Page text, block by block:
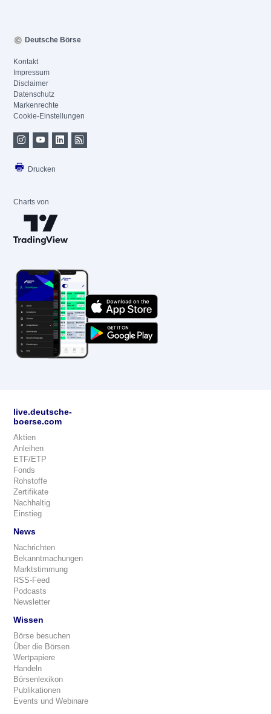
Deutsche Börse
Kontakt
Impressum
Disclaimer
Datenschutz
Markenrechte
Cookie-Einstellungen
Drucken
Charts von
live.deutsche-
boerse.com
Aktien
Anleihen
ETF/ETP
Fonds
Rohstoffe
Zertifikate
Nachhaltig
Einstieg
News
Nachrichten
Bekanntmachungen
Marktstimmung
RSS-Feed
Podcasts
Newsletter
Wissen
Börse besuchen
Über die Börsen
Wertpapiere
Handeln
Börsenlexikon
Publikationen
Events und Webinare